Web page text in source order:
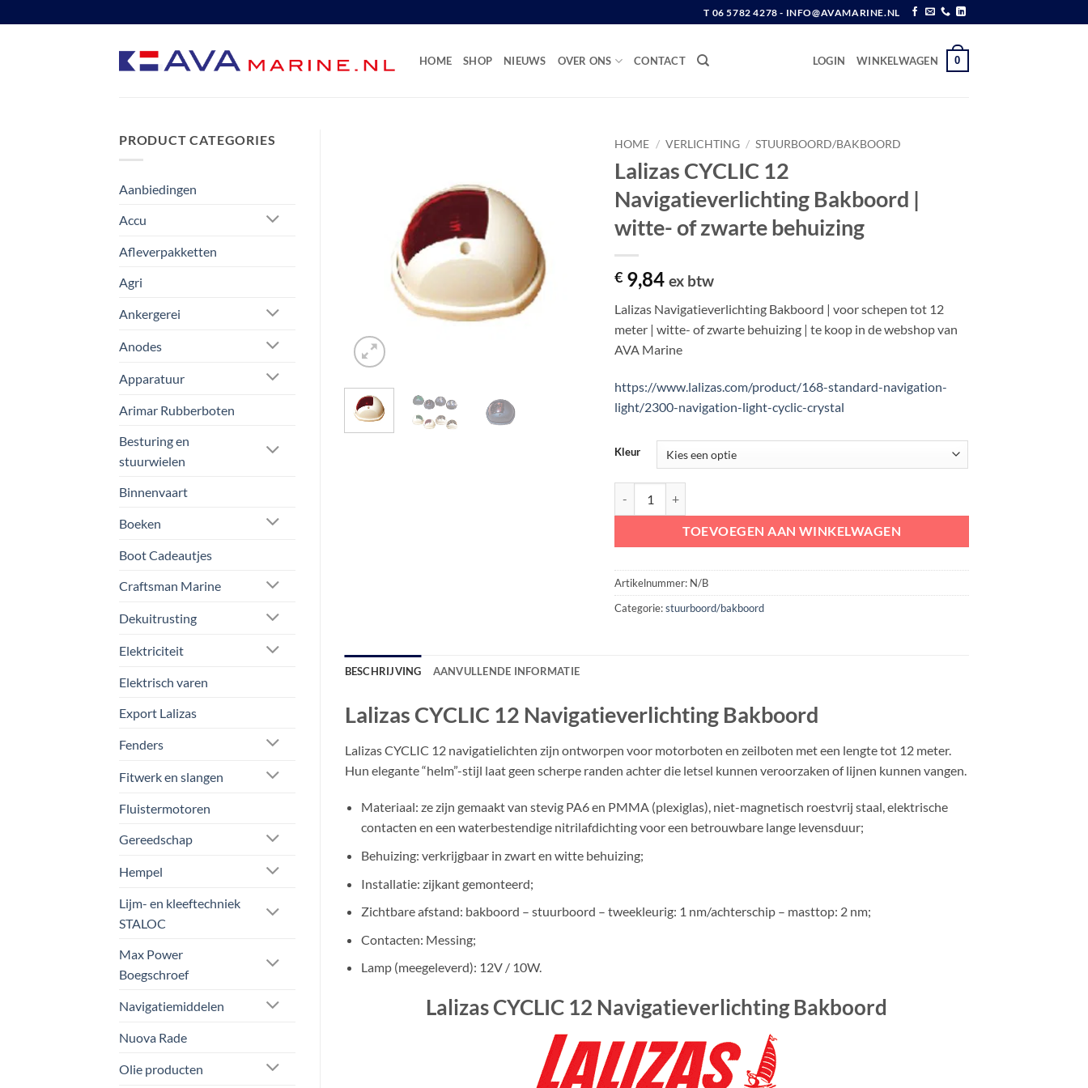
naar
T 06 5782 4278 - INFO@AVAMARINE.NL
HOME SHOP NIEUWS OVER ONS CONTACT LOGIN WINKELWAGEN 0
PRODUCT CATEGORIES
Aanbiedingen
Accu
Afleverpakketten
Agri
Ankergerei
Anodes
Apparatuur
Arimar Rubberboten
Besturing en
stuurwielen
Binnenvaart
Boeken
Boot Cadeautjes
Craftsman Marine
Dekuitrusting
Elektriciteit
Elektrisch varen
Export Lalizas
Fenders
Fitwerk en slangen
Fluistermotoren
Gereedschap
Hempel
Lijm- en kleeftechniek
STALOC
Max Power
Boegschroef
Navigatiemiddelen
Nuova Rade
Olie producten
HOME / VERLICHTING / STUURBOORD/BAKBOORD
Lalizas CYCLIC 12
Navigatieverlichting Bakboord |
witte- of zwarte behuizing
€ 9,84 ex btw
Lalizas Navigatieverlichting Bakboord | voor schepen tot 12
meter | witte- of zwarte behuizing | te koop in de webshop van
AVA Marine
https://www.lalizas.com/product/168-standard-navigation-
light/2300-navigation-light-cyclic-crystal
Kleur
TOEVOEGEN AAN WINKELWAGEN
Artikelnummer: N/B
Categorie:stuurboord/bakboord
BESCHRIJVING AANVULLENDE INFORMATIE
Lalizas CYCLIC 12 Navigatieverlichting Bakboord
Lalizas CYCLIC 12 navigatielichten zijn ontworpen voor motorboten en zeilboten met een lengte tot 12 meter.
Hun elegante “helm”-stijl laat geen scherpe randen achter die letsel kunnen veroorzaken of lijnen kunnen vangen.
Materiaal: ze zijn gemaakt van stevig PA6 en PMMA (plexiglas), niet-magnetisch roestvrij staal, elektrische
contacten en een waterbestendige nitrilafdichting voor een betrouwbare lange levensduur;
Behuizing: verkrijgbaar in zwart en witte behuizing;
Installatie: zijkant gemonteerd;
Zichtbare afstand: bakboord – stuurboord – tweekleurig: 1 nm/achterschip – masttop: 2 nm;
Contacten: Messing;
Lamp (meegeleverd): 12V / 10W.
Lalizas CYCLIC 12 Navigatieverlichting Bakboord